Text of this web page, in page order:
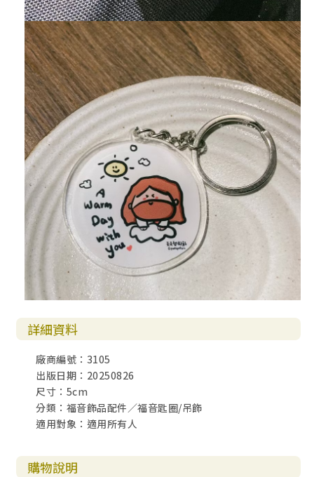
詳細資料
廠商編號：3105
出版日期：20250826
尺寸：5cm
分類：福音飾品配件／福音匙圈/吊飾
適用對象：適用所有人
購物說明